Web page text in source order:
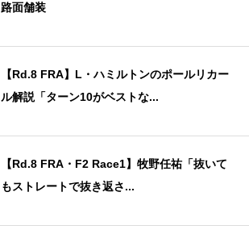
路面舗装
【Rd.8 FRA】L・ハミルトンのポールリカー
ル解説「ターン10がベストな...
【Rd.8 FRA・F2 Race1】牧野任祐「抜いて
もストレートで抜き返さ...